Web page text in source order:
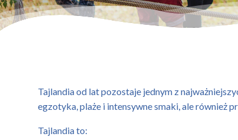
Tajlandia od lat pozostaje jednym z
egzotyka, plaże i intensywne smaki, ale również
Tajlandia to: